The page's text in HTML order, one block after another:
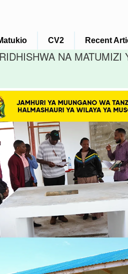
CV2 Recent
NA